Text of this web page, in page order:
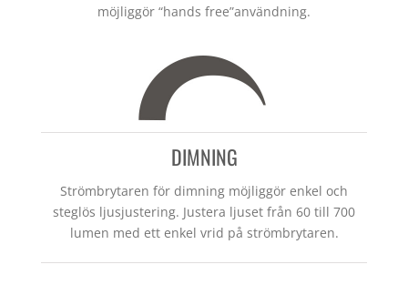
möjliggör “hands free”användning.
DIMNING
Strömbrytaren för dimning möjliggör enkel och
steglös ljusjustering. Justera ljuset från 60 till 700
lumen med ett enkel vrid på strömbrytaren.